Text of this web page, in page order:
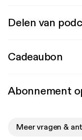
Delen van
Cadeaubon
Abonnement
Meer vragen &